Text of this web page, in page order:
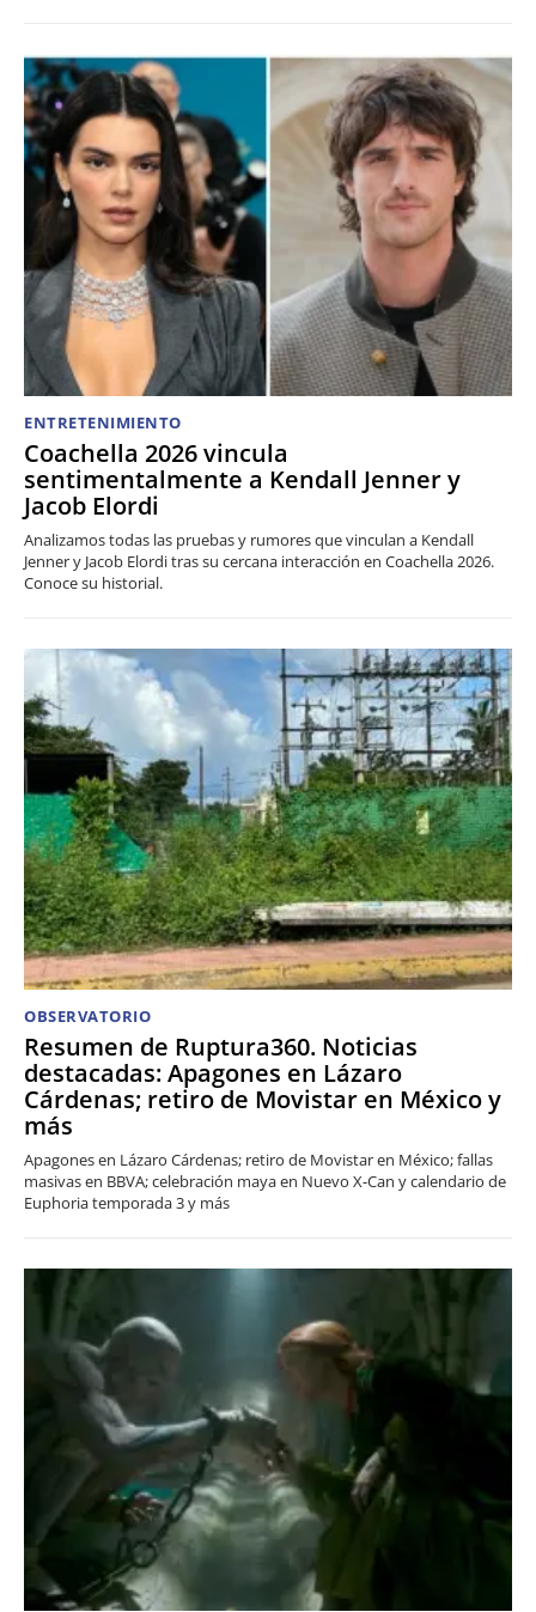
ENTRETENIMIENTO
Coachella 2026 vincula
sentimentalmente a Kendall Jenner y
Jacob Elordi
Analizamos todas las pruebas y rumores que vinculan a Kendall
Jenner y Jacob Elordi tras su cercana interacción en Coachella 2026.
Conoce su historial.
OBSERVATORIO
Resumen de Ruptura360. Noticias
destacadas: Apagones en Lázaro
Cárdenas; retiro de Movistar en México y
más
Apagones en Lázaro Cárdenas; retiro de Movistar en México; fallas
masivas en BBVA; celebración maya en Nuevo X-Can y calendario de
Euphoria temporada 3 y más